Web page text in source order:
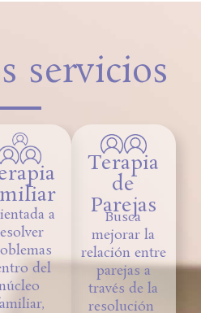
servicios
a
del
Terapia
de
Parejas
Busca
mejorar la
relación entre
parejas a
través de la
resolución